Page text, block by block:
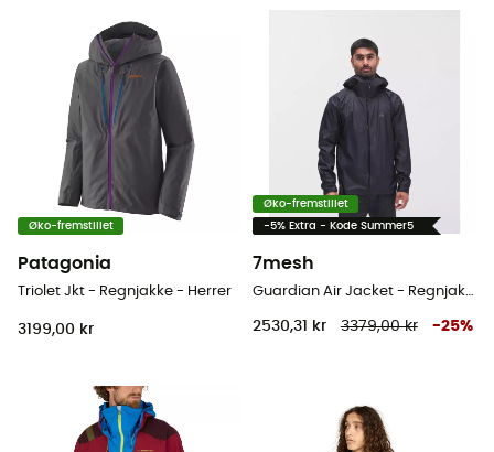
Øko-fremstillet
Patagonia
Triolet Jkt - Regnjakke - Herrer
3199,00 kr
Øko-fremstillet
-5% Extra - Kode Summer5
7mesh
2530,31 kr 3379,00 kr -25%